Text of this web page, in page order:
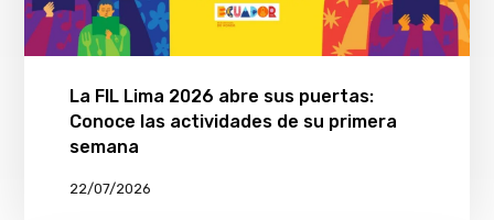
La FIL Lima 2026 abre sus puertas:
Conoce las actividades de su primera
semana
22/07/2026